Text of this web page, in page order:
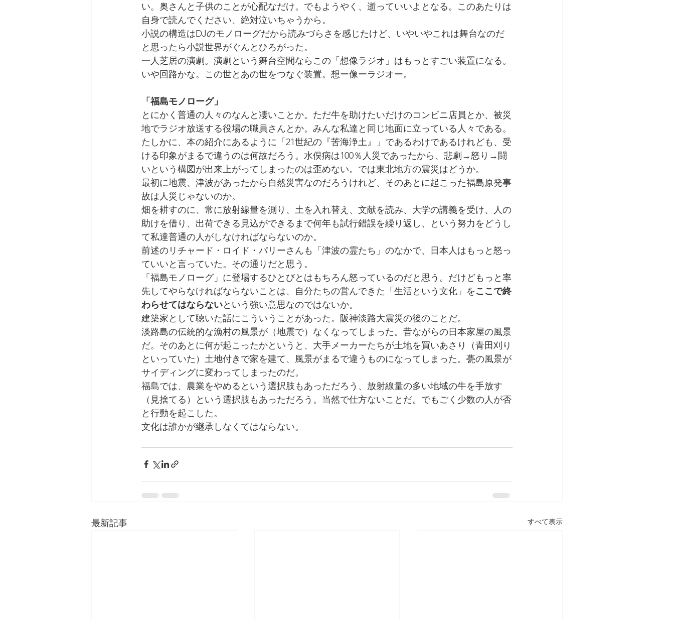
い。奥さんと子供のことが心配なだけ。でもようやく、逝っていいよとなる。このあたりは
自身で読んでください、絶対泣いちゃうから。
小説の構造はDJのモノローグだから読みづらさを感じたけど、いやいやこれは舞台なのだ
と思ったら小説世界がぐんとひろがった。
一人芝居の演劇。演劇という舞台空間ならこの「想像ラジオ」はもっとすごい装置になる。
いや回路かな。この世とあの世をつなぐ装置。想ー像ーラジオー。
「福島モノローグ」
とにかく普通の人々のなんと凄いことか。ただ牛を助けたいだけのコンビニ店員とか、被災
地でラジオ放送する役場の職員さんとか。みんな私達と同じ地面に立っている人々である。
たしかに、本の紹介にあるように「21世紀の『苦海浄土』」であるわけであるけれども、受
ける印象がまるで違うのは何故だろう。水俣病は100％人災であったから、悲劇→怒り→闘
いという構図が出来上がってしまったのは歪めない。では東北地方の震災はどうか。
最初に地震、津波があったから自然災害なのだろうけれど、そのあとに起こった福島原発事
故は人災じゃないのか。
畑を耕すのに、常に放射線量を測り、土を入れ替え、文献を読み、大学の講義を受け、人の
助けを借り、出荷できる見込ができるまで何年も試行錯誤を繰り返し、という努力をどうし
て私達普通の人がしなければならないのか。
前述のリチャード・ロイド・パリーさんも「津波の霊たち」のなかで、日本人はもっと怒っ
ていいと言っていた。その通りだと思う。
「福島モノローグ」に登場するひとびとはもちろん怒っているのだと思う。だけどもっと率
先してやらなければならないことは、自分たちの営んできた「生活という文化」をここで終
わらせてはならないという強い意思なのではないか。
建築家として聴いた話にこういうことがあった。阪神淡路大震災の後のことだ。
淡路島の伝統的な漁村の風景が（地震で）なくなってしまった。昔ながらの日本家屋の風景
だ。そのあとに何が起こったかというと、大手メーカーたちが土地を買いあさり（青田刈り
といっていた）土地付きで家を建て、風景がまるで違うものになってしまった。甍の風景が
サイディングに変わってしまったのだ。
福島では、農業をやめるという選択肢もあっただろう、放射線量の多い地域の牛を手放す
（見捨てる）という選択肢もあっただろう。当然で仕方ないことだ。でもごく少数の人が否
と行動を起こした。
文化は誰かが継承しなくてはならない。
最新記事 すべて表示